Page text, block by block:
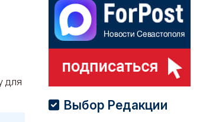
для
Выбор Редакции